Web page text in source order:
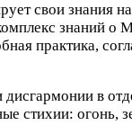
свои знания
знаний о
практика,
в
стихии: огонь,